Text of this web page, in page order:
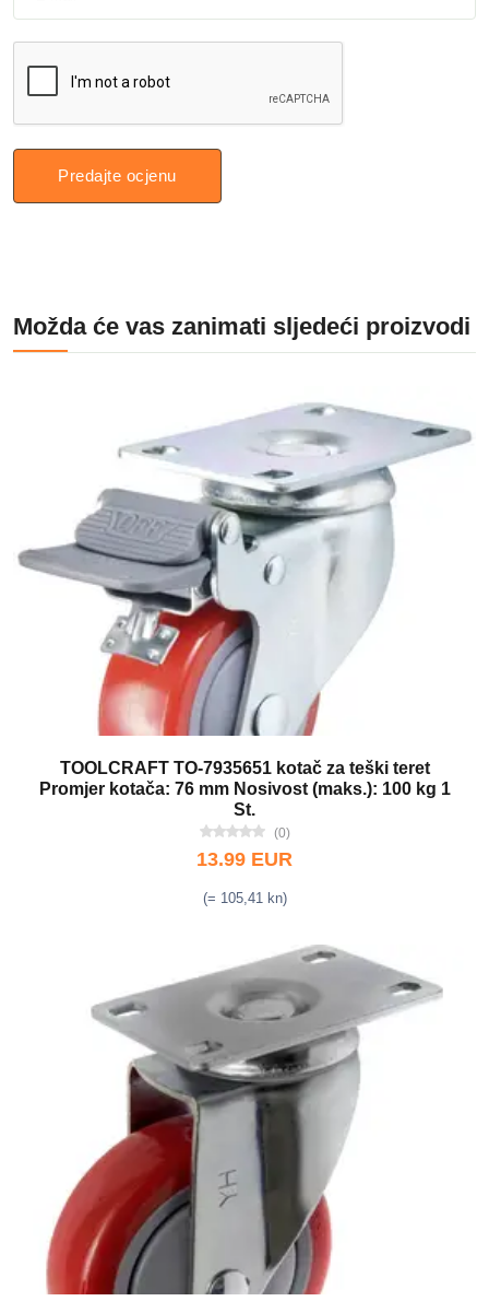
Predajte ocjenu
Možda će vas zanimati sljedeći proizvodi
TOOLCRAFT TO-7935651 kotač za teški teret
Promjer kotača: 76 mm Nosivost (maks.): 100 kg 1
St.
(0)
13.99 EUR
(= 105,41 kn)